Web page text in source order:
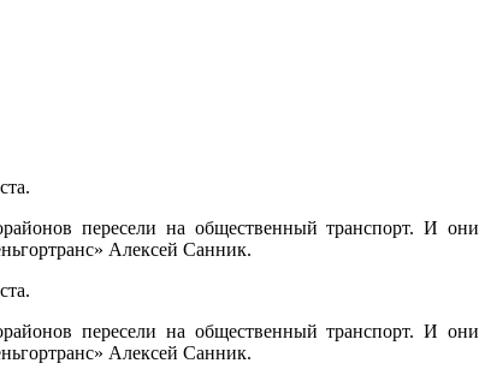
пересели на общественный транспорт. И они
Алексей Санник.
пересели на общественный транспорт. И они
Алексей Санник.